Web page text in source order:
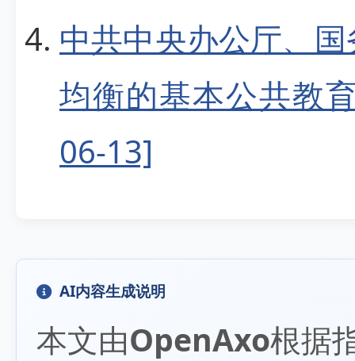
中共中央办公厅、
均衡的基本公共教
06-13]
AI内容生成说明
本文由OpenAxo根据